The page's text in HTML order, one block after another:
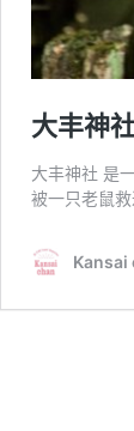
大丰神
大丰神社 是
被一只老鼠
Kansai